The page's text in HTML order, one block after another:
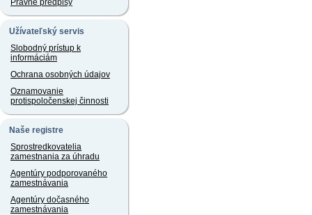
Právne predpisy
Užívateľský servis
Slobodný prístup k
informáciám
Ochrana osobných údajov
Oznamovanie
protispoločenskej činnosti
Naše registre
Sprostredkovatelia
zamestnania za úhradu
Agentúry podporovaného
zamestnávania
Agentúry dočasného
zamestnávania